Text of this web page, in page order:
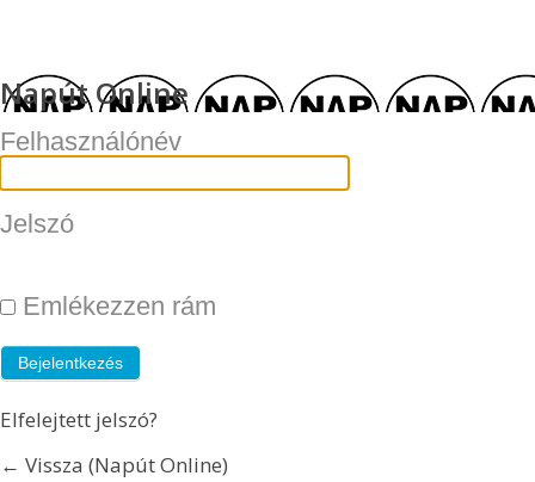
Napút Online
Felhasználónév
Jelszó
Emlékezzen rám
Elfelejtett jelszó?
← Vissza (Napút Online)